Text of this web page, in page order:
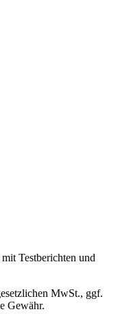
Testberichten und
MwSt., ggf.
Gewähr.